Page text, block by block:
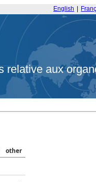
English
relative aux
other